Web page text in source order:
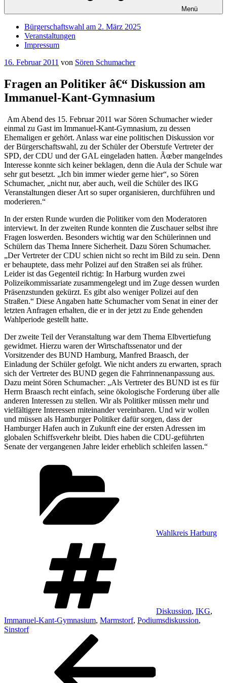
Menü
Bürgerschaftswahl am 2. März 2025
Veranstaltungen
Impressum
Veröffentlicht
16. Februar 2011 von Sören Schumacher
Fragen an Politiker â€“ Diskussion am
Immanuel-Kant-Gymnasium
Am Abend des 15. Februar 2011 war Sören Schumacher wieder
einmal zu Gast im Immanuel-Kant-Gymnasium, zu dessen
Ehemaligen er gehört. Anlass war eine politischen Diskussion vor
der Bürgerschaftswahl, zu der Schüler der Oberstufe Vertreter der
SPD, der CDU und der GAL eingeladen hatten. Ãœber mangelndes
Interesse konnte sich keiner beklagen, denn die Aula der Schule war
sehr gut besetzt. „Ich bin immer wieder gerne hier“, so Sören
Schumacher, „nicht nur, aber auch, weil die Schüler des IKG
Veranstaltungen dieser Art so super organisieren, durchführen und
moderieren.“
In der ersten Runde wurden die Politiker vom den Moderatoren
interviewt. In der zweiten Runde konnten die Zuschauer selbst ihre
Fragen loswerden. Besonders wichtig war den Schülerinnen und
Schülern das Thema Innere Sicherheit. Dazu Sören Schumacher.
„Der Vertreter der CDU schien nicht so recht im Bild zu sein. Denn
er behauptete, dass mehr Polizei auf den Straßen sei als früher.
Leider ist das Gegenteil richtig: In Harburg wurden zwei
Polizeikommissariate zusammengelegt und im Zuge dessen wurden
Präsenzstunden gekürzt. Es gibt also weniger Polizei auf den
Straßen.“ Diese Angaben hatte Schumacher vom Senat in einer der
letzten Anfragen erhalten, die er in der jetzt zu Ende gehenden
Wahlperiode gestellt hatte.
Der zweite Teil der Veranstaltung war dem Thema Elbvertiefung
gewidmet. Hierzu waren der Wirtschaftssenator und der
Vorsitzender des BUND Hamburg, Manfred Braasch, der
Einladung der Schüler gefolgt. Wie nicht anders zu erwarten, sprach
sich der Vertreter des BUND gegen die Fahrrinnenanpassung aus.
Dazu meint Sören Schumacher: „Als Vertreter des BUND ist es für
Herrn Braasch recht einfach, seine ökologische Forderung über alle
anderen Interessen zu stellen. Wir als Politiker müssen mehr und
vielfältigere Interessen miteinander vereinbaren. Und wir wollen
und müssen als Hamburger Politiker dafür sorgen, dass der
Hamburger Hafen auch in Zukunft eine der ersten Adressen im
globalen Schiffsverkehr bleibt. Dies haben die CDU-geführten
Senate der vergangenen Jahre leider erheblich schleifen lassen.“
Wahlkreis Harburg
Diskussion, IKG,
Immanuel-Kant-Gymnasium, Marmstorf, Podiumsdiskussion,
Sinstorf
Beitragsnavigation